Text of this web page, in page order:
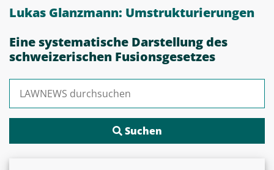
Lukas Glanzmann: Umstrukturierungen
Eine systematische Darstellung des
schweizerischen Fusionsgesetzes